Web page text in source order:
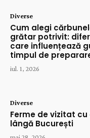
Diverse
Cum alegi
grătar potrivit:
care influențează
timpul de
iul. 1, 2026
Diverse
Ferme de vizitat
lângă București